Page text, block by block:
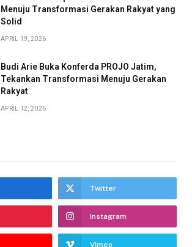
Menuju Transformasi Gerakan Rakyat yang
Solid
APRIL 19, 2026
Budi Arie Buka Konferda PROJO Jatim,
Tekankan Transformasi Menuju Gerakan
Rakyat
APRIL 12, 2026
Twitter
Instagram
Vimeo